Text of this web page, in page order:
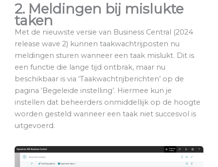
2. Meldingen bij mislukte
taken
Met de nieuwste versie van Business Central (2024
release wave 2) kunnen taakwachtrijposten nu
meldingen sturen wanneer een taak mislukt. Dit is
een functie die lange tijd ontbrak, maar nu
beschikbaar is via ‘Taakwachtrijberichten’ op de
pagina ‘Begeleide instelling’. Hiermee kun je
instellen dat beheerders onmiddellijk op de hoogte
worden gesteld wanneer een taak niet succesvol is
uitgevoerd.